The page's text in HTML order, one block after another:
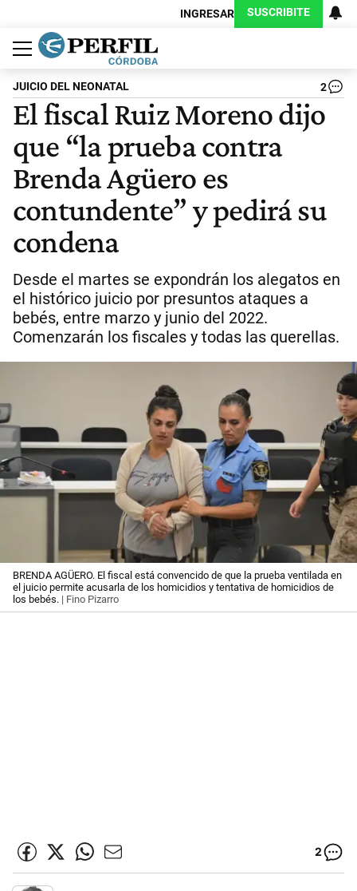
INGRESAR SUSCRIBITE
Política
Economía
Judiciales
Sociedad
Cultura
Espectáculos
Deportes
Protagonistas
JUICIO DEL NEONATAL 2
El fiscal Ruiz Moreno dijo
que “la prueba contra
Brenda Agüero es
contundente” y pedirá su
condena
Desde el martes se expondrán los alegatos en
el histórico juicio por presuntos ataques a
bebés, entre marzo y junio del 2022.
Comenzarán los fiscales y todas las querellas.
BRENDA AGÜERO. El fiscal está convencido de que la prueba ventilada en
el juicio permite acusarla de los homicidios y tentativa de homicidios de
los bebés. | Fino Pizarro
2